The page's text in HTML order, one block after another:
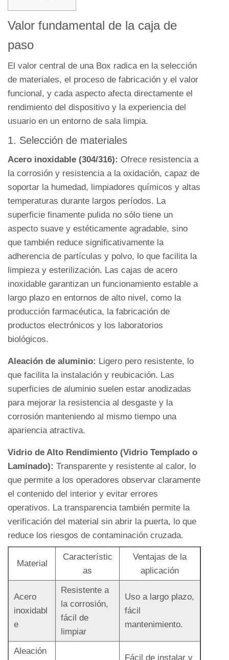
1
Valor
la
caja
de
paso
1.1
1.
de
materiales
1.2
2.
Proceso
de
fabricación
1.3
3.
Valor
funcional
2
Competitividad
central
de
la
caja
de
paso
2.1
Diseño
de
alto
sellado
y
entrelazado
2.2
2.
Alta
confiabilidad
respaldada
por
materiales
y
Valor fundamental de la caja de
paso
El valor central de una Box radica en la selección
de materiales, el proceso de fabricación y el valor
funcional, y cada aspecto afecta directamente el
rendimiento del dispositivo y la experiencia del
usuario en un entorno de sala limpia.
1. Selección de materiales
Acero inoxidable (304/316): Ofrece resistencia a
la corrosión y resistencia a la oxidación, capaz de
soportar la humedad, limpiadores químicos y altas
temperaturas durante largos períodos. La
superficie finamente pulida no sólo tiene un
aspecto suave y estéticamente agradable, sino
que también reduce significativamente la
adherencia de partículas y polvo, lo que facilita la
limpieza y esterilización. Las cajas de acero
inoxidable garantizan un funcionamiento estable a
largo plazo en entornos de alto nivel, como la
producción farmacéutica, la fabricación de
productos electrónicos y los laboratorios
biológicos.
Aleación de aluminio: Ligero pero resistente, lo
que facilita la instalación y reubicación. Las
superficies de aluminio suelen estar anodizadas
para mejorar la resistencia al desgaste y la
corrosión manteniendo al mismo tiempo una
apariencia atractiva.
Vidrio de Alto Rendimiento (Vidrio Templado o
Laminado): Transparente y resistente al calor, lo
que permite a los operadores observar claramente
el contenido del interior y evitar errores
operativos. La transparencia también permite la
verificación del material sin abrir la puerta, lo que
reduce los riesgos de contaminación cruzada.
Material
Característic
as
Ventajas de la
aplicación
Acero
inoxidabl
e
Resistente a
la corrosión,
fácil de
limpiar
Uso a largo plazo,
fácil
mantenimiento.
Aleación
Fácil de instalar y